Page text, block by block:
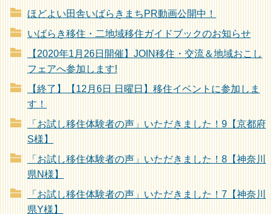
ほどよい田舎いばらきまちPR動画公開中！
いばらき移住・二地域移住ガイドブックのお知らせ
【2020年1月26日開催】JOIN移住・交流＆地域おこし
フェアへ参加します!
【終了】【12月6日 日曜日】移住イベントに参加しま
す！
「お試し移住体験者の声」いただきました！9【京都府
S様】
「お試し移住体験者の声」いただきました！8【神奈川
県N様】
「お試し移住体験者の声」いただきました！7【神奈川
県Y様】